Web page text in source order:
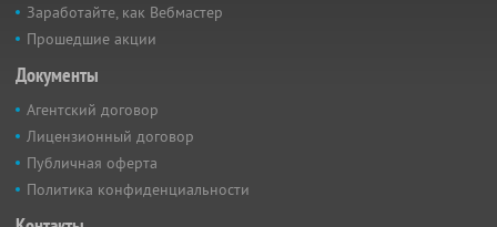
Заработайте, как Вебмастер
Прошедшие акции
Документы
Агентский договор
Лицензионный договор
Публичная оферта
Политика конфиденциальности